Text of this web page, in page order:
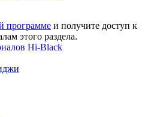
программе и получите доступ к
этого раздела.
Hi-Black